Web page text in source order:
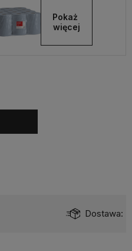
Pokaż
więcej
- Pocztex odbiór w punkcie